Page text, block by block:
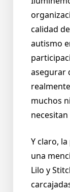
calidad
autismo
asegurar
muchos
Y claro,
una
Lilo y